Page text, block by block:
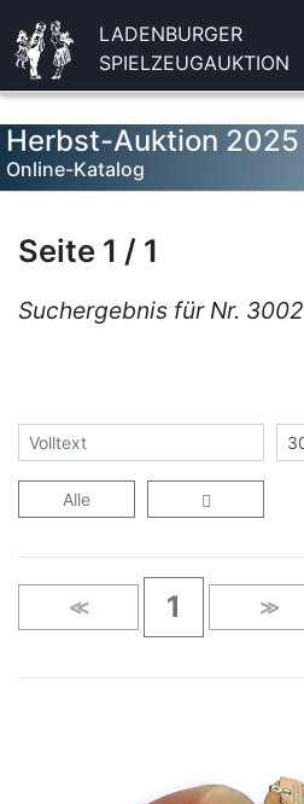
LADENBURGER
SPIELZEUGAUKTION
Herbst-Auktion 2025
Online-Katalog
Seite 1 / 1
Suchergebnis für Nr. 3002
Alle
≪ 1 ≫